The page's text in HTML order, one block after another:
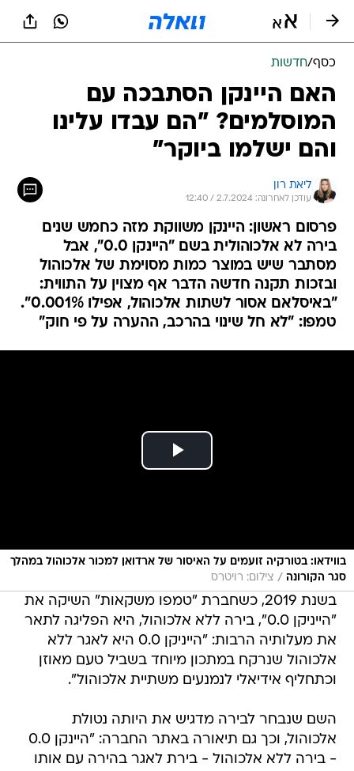
כסף/חדשות
האם היינקן הסתבכה עם
המוסלמים? "הם עבדו עלינו
והם ישלמו ביוקר"
ליאת רון
עודכן לאחרונה: 2.7.2024 / 12:40
פרסום ראשון: היינקן משווקת מזה כחמש שנים
בירה לא אלכוהולית בשם "היינקן 0.0", אבל
מסתבר שיש במוצר כמות מסוימת של אלכוהול
ובזכות תקנה חדשה הדבר אף מצוין על התווית:
"באיסלאם אסור לשתות אלכוהול, אפילו 0.001%".
טמפו: "לא חל שינוי בהרכב, ההערה על פי חוק"
בווידאו: בטורקיה זועמים על האיסור של ארדואן למכור אלכוהול במהלך
סגר הקורונה / צילום: רויטרס
בשנת 2019, כשחברת "טמפו משקאות" השיקה את
"הייניקן 0.0", בירה ללא אלכוהול, היא הפליגה לתאר
את מעלותיה הרבות: "הייניקן 0.0 היא לאגר ללא
אלכוהול שנרקח במתכון מיוחד בשביל טעם מאוזן
וכתחליף אידיאלי לנמנעים משתיית אלכוהול".
השם שנבחר לבירה מדגיש את היותה נטולת
אלכוהול, וכך גם תיאורה באתר החברה: "היינקן 0.0
- בירה ללא אלכוהול - בירת לאגר בהירה עם אותו